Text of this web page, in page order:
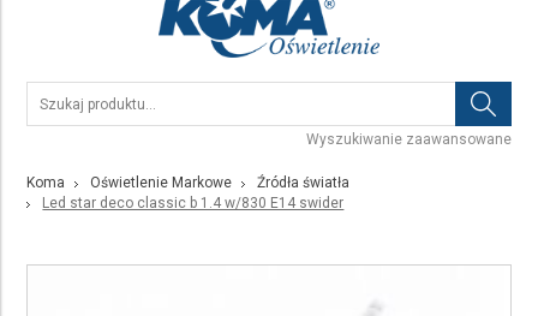
Wyszukiwanie zaawansowane
Koma Oświetlenie Markowe
Źródła światła
Led star deco classic b 1.4 w/830 E14 swider